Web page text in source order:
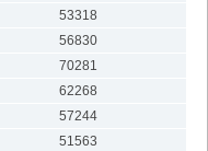
53318
56830
70281
62268
57244
51563